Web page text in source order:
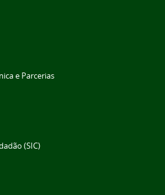
e Parcerias
(SIC)